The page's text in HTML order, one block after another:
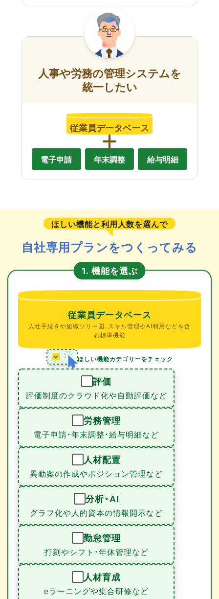
人事や労務の管理システムを
統一したい
従業員データベース
電子申請 年末調整 給与明細
ほしい機能と利用人数を選んで
自社専用プランをつくってみる
1. 機能を選ぶ
従業員データベース
入社手続きや組織ツリー図、スキル管理やAI利用などを含
む標準機能
ほしい機能カテゴリーをチェック
評価
評価制度のクラウド化や自動評価など
労務管理
電子申請・年末調整・給与明細など
人材配置
異動案の作成やポジション管理など
分析・AI
グラフ化や人的資本の情報開示など
勤怠管理
打刻やシフト・年休管理など
人材育成
eラーニングや集合研修など